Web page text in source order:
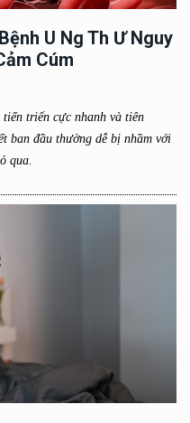
U Ng Th Ư Nguy
Cúm
triển cực nhanh và tiên
ban đầu thường dễ bị nhầm với
qua.